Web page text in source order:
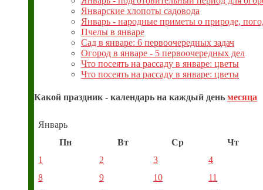
Январские хлопоты садовода
Январь - народные приметы о природе,
Пчелы в январе
Сад в январе: 6 первоочередных задач
Огород в январе - 5 первоочередных дел
Что посеять на рассаду в январе: цветы
Что посеять на рассаду в январе: цветы
Какой праздник - календарь на каждый день месяца
Январь
Пн
Вт Ср
Чт
1
2 3
4
8
9 10
11